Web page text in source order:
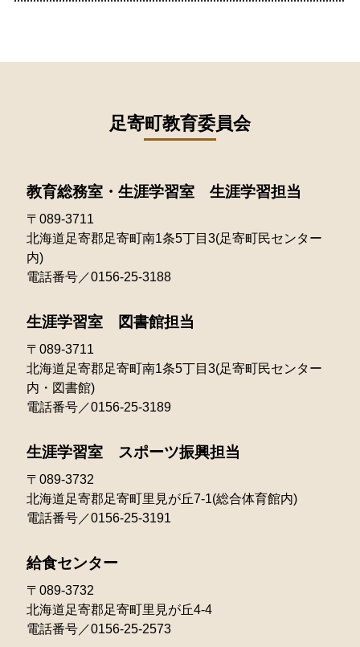
2025年05月
2025年03月
2023年10月
2023年07月
2023年04月
2023年03月
2022年08月
2022年06月
2022年05月
2022年01月
2021年08月
2021年06月
2021年05月
2021年03月
足寄町教育委員会
教育総務室・生涯学習室 生涯学習担当
〒089-3711
北海道足寄郡足寄町南1条5丁目3(足寄町民センター
内)
電話番号／0156-25-3188
生涯学習室 図書館担当
〒089-3711
北海道足寄郡足寄町南1条5丁目3(足寄町民センター
内・図書館)
電話番号／0156-25-3189
生涯学習室 スポーツ振興担当
〒089-3732
北海道足寄郡足寄町里見が丘7-1(総合体育館内)
電話番号／0156-25-3191
給食センター
〒089-3732
北海道足寄郡足寄町里見が丘4-4
電話番号／0156-25-2573